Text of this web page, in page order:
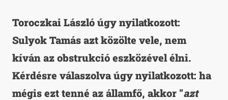
Toroczkai László úgy nyilatkozott:
Sulyok Tamás azt közölte vele, nem
kíván az obstrukció eszközével élni.
Kérdésre válaszolva úgy nyilatkozott: ha
mégis ezt tenné az államfő, akkor "azt